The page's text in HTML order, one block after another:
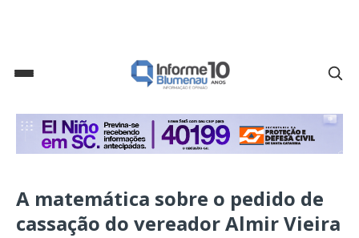
A matemática sobre o pedido de
cassação do vereador Almir Vieira